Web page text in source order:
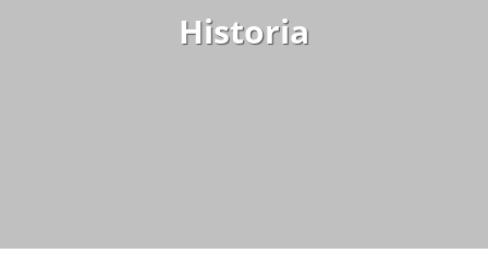
Historia